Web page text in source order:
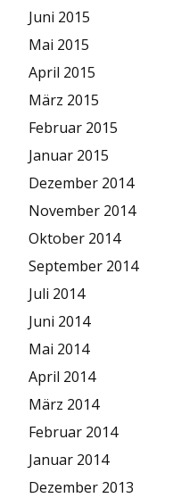
Juni 2015
Mai 2015
April 2015
März 2015
Februar 2015
Januar 2015
Dezember 2014
November 2014
Oktober 2014
September 2014
Juli 2014
Juni 2014
Mai 2014
April 2014
März 2014
Februar 2014
Januar 2014
Dezember 2013